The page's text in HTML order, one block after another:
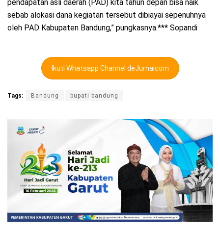
pendapatan asli daerah (PAD) kita tahun depan bisa naik
sebab alokasi dana kegiatan tersebut dibiayai sepenuhnya
oleh PAD Kabupaten Bandung,” pungkasnya.*** Sopandi
Ikuti Whatsapp Channel deJurnalcom
Tags: Bandung bupati bandung